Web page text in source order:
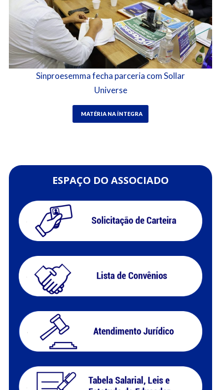
Sinproesemma fecha parceria com Sollar
Universe
MATÉRIA NA ÍNTEGRA
ESPAÇO DO ASSOCIADO